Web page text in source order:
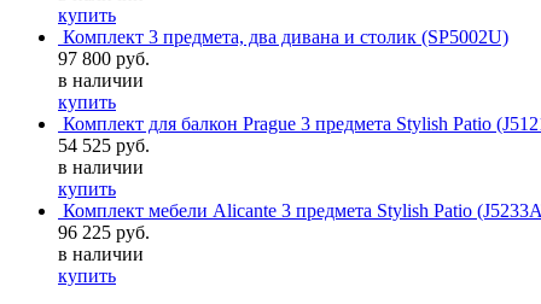
купить
Комплект 3 предмета, два дивана и столик (SP5002U)
97 800 руб.
в наличии
купить
Комплект для балкон Prague 3 предмета Stylish Patio
54 525 руб.
в наличии
купить
Комплект мебели Alicante 3 предмета Stylish Patio
96 225 руб.
в наличии
купить